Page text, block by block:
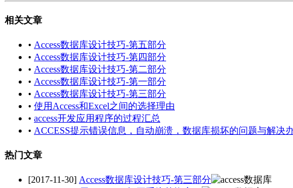
相关文章
• Access数据库设计技巧-第五部分
• Access数据库设计技巧-第四部分
• Access数据库设计技巧-第二部分
• Access数据库设计技巧-第一部分
• Access数据库设计技巧-第三部分
• 使用Access和Excel之间的选择理由
• access开发应用程序的过程汇总
• ACCESS提示错误信息，自动崩溃，数据库损坏的问题与解决
热门文章
[2017-11-30] Access数据库设计技巧-第三部分